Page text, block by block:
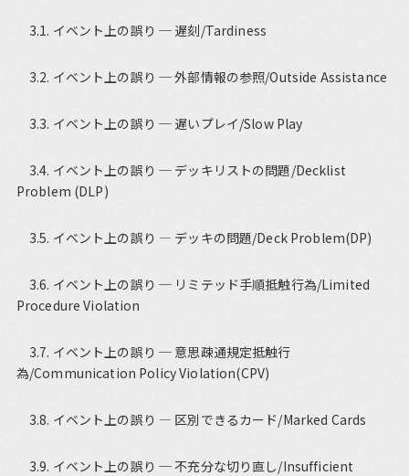
3.1. イベント上の誤り ─ 遅刻/Tardiness
3.2. イベント上の誤り ─ 外部情報の参照/Outside Assistance
3.3. イベント上の誤り ─ 遅いプレイ/Slow Play
3.4. イベント上の誤り ─ デッキリストの問題/Decklist
Problem (DLP)
3.5. イベント上の誤り ― デッキの問題/Deck Problem(DP)
3.6. イベント上の誤り ─ リミテッド手順抵触行為/Limited
Procedure Violation
3.7. イベント上の誤り ─ 意思疎通規定抵触行
為/Communication Policy Violation(CPV)
3.8. イベント上の誤り ― 区別できるカード/Marked Cards
3.9. イベント上の誤り ─ 不充分な切り直し/Insufficient